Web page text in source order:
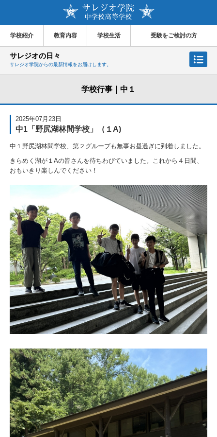
学校紹介 教育内容 学校生活 受験をご検討の方
サレジオの日々
サレジオ学院からの最新情報をお届けします。
学校行事｜中１
2025年07月23日
中1「野尻湖林間学校」（１A)
中１野尻湖林間学校、第２グループも無事お昼過ぎに到着しました。
きらめく湖が１Aの皆さんを待ちわびていました。これから４日間、
おもいきり楽しんでください！